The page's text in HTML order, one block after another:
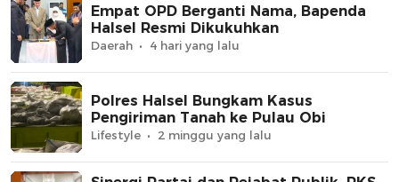
Empat OPD Berganti Nama, Bapenda
Halsel Resmi Dikukuhkan
Daerah 4 hari yang lalu
Polres Halsel Bungkam Kasus
Pengiriman Tanah ke Pulau Obi
Lifestyle 2 minggu yang lalu